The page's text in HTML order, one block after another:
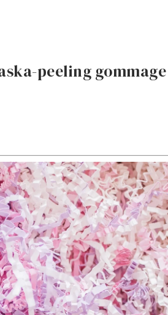
peeling gommage